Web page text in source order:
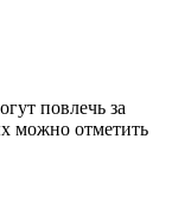
повлечь за
можно отметить